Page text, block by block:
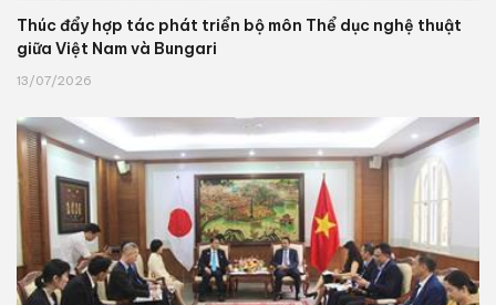
Thúc đẩy hợp tác phát triển bộ môn Thể dục nghệ thuật
giữa Việt Nam và Bungari
13/07/2026